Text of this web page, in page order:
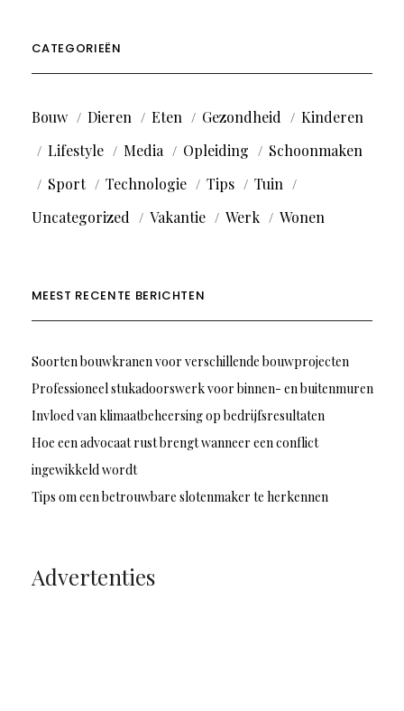
CATEGORIEËN
Bouw Dieren Eten Gezondheid
Kinderen
Lifestyle
Media Opleiding
Schoonmaken
Sport
Technologie Tips
Tuin
Uncategorized
Vakantie Werk Wonen
MEEST RECENTE BERICHTEN
Soorten bouwkranen voor verschillende bouwprojecten
Professioneel stukadoorswerk voor binnen- en buitenmuren
Invloed van klimaatbeheersing op bedrijfsresultaten
Hoe een advocaat rust brengt wanneer een conflict
ingewikkeld wordt
Tips om een betrouwbare slotenmaker te herkennen
Advertenties